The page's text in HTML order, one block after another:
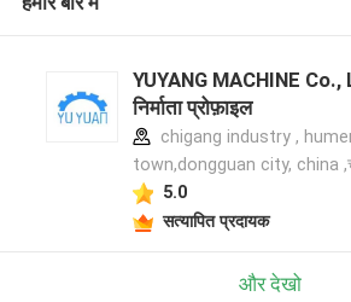
YUYANG MACHINE Co.,
निर्माता प्रोफ़ाइल
chigang industry ,
town,dongguan city, china
5.0
सत्यापित प्रदायक
और देखो